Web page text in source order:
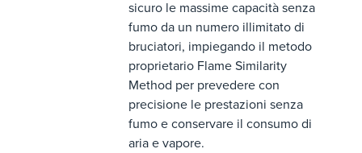
sicuro le massime capacità senza
fumo da un numero illimitato di
bruciatori, impiegando il metodo
proprietario Flame Similarity
Method per prevedere con
precisione le prestazioni senza
fumo e conservare il consumo di
aria e vapore.